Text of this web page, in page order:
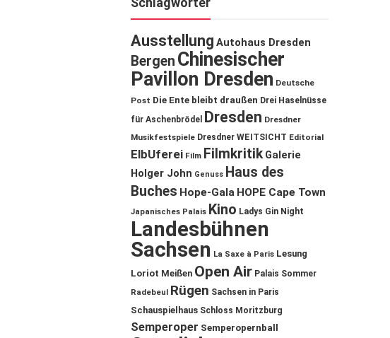
Ausstellung Autohaus Dresden
Bergen Chinesischer
Pavillon Dresden Deutsche
Post Die Ente bleibt draußen Drei Haselnüsse
für Aschenbrödel
Dresden Dresdner
Musikfestspiele Dresdner WEITSICHT Editorial
ElbUferei Film Filmkritik Galerie
Holger John Genuss Haus des
Buches Hope-Gala HOPE Cape Town
Japanisches Palais Kino Ladys Gin Night
Landesbühnen
Sachsen La Saxe à Paris Lesung
Loriot Meißen Open Air Palais Sommer
Radebeul Rügen Sachsen in Paris
Schauspielhaus Schloss Moritzburg
Semperoper Semperopernball